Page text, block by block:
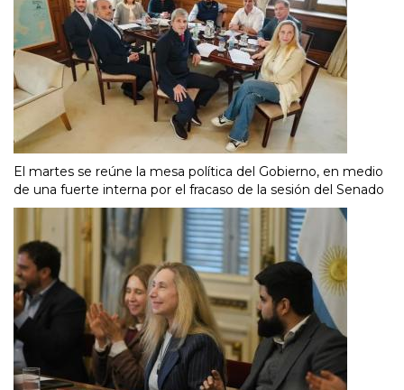
El martes se reúne la mesa política del Gobierno, en medio
de una fuerte interna por el fracaso de la sesión del Senado